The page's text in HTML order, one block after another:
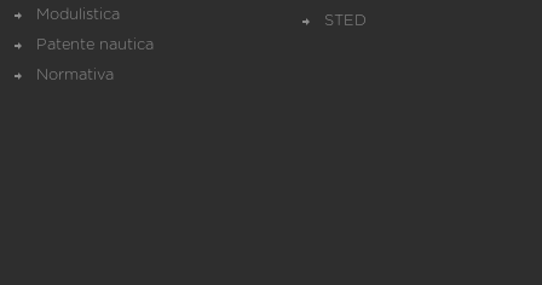
Modulistica
Patente nautica
Normativa
STED